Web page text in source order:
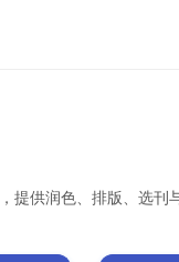
，提供润色、排版、选